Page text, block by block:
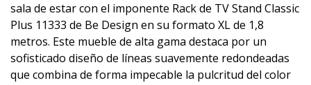
sala de estar con el imponente Rack de TV Stand Classic
Plus 11333 de Be Design en su formato XL de 1,8
metros. Este mueble de alta gama destaca por un
sofisticado diseño de líneas suavemente redondeadas
que combina de forma impecable la pulcritud del color